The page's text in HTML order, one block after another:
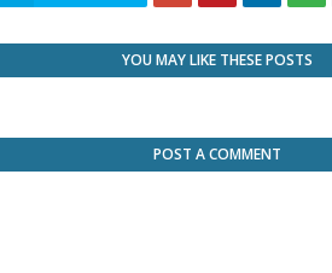
YOU MAY LIKE THESE POSTS
POST A COMMENT